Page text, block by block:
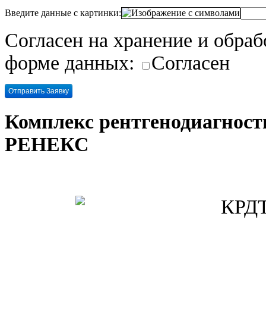
Введите данные с картинки:
Согласен на хранение и
форме данных:
Согласен
Комплекс
РЕНЕКС